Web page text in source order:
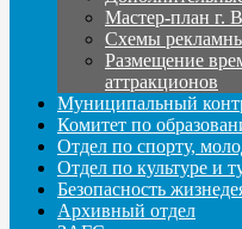
Мастер-план г.
Схемы
Размещение
аттракционов
Муниципальный
Комитет по
Отдел по спорту,
Отдел по культуре и
Безопасность
Архивный отдел